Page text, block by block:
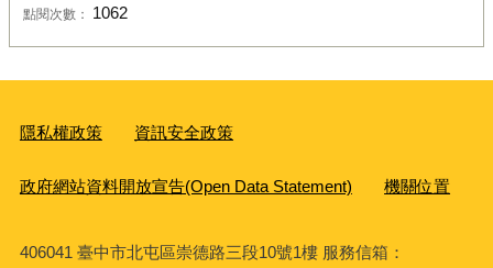
點閱次數： 1062
隱私權政策 資訊安全政策
政府網站資料開放宣告(Open Data Statement) 機關位置
406041 臺中市北屯區崇德路三段10號1樓 服務信箱：